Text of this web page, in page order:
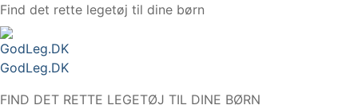
Spring
til
indhold
Find det rette legetøj til dine børn
GodLeg.DK
FIND DET RETTE LEGETØJ TIL DINE BØRN